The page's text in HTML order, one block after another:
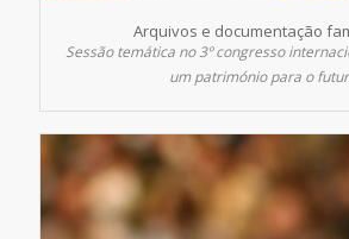
Arquivos e documentação
Sessão temática no 3º congresso
um património para o